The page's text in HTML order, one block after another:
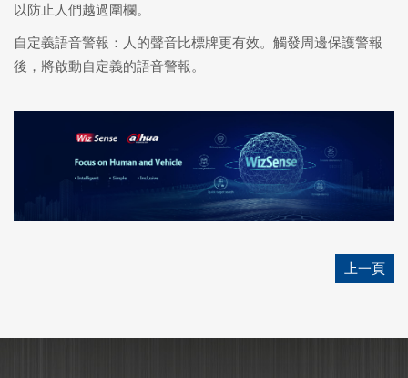
以防止人們越過圍欄。
自定義語音警報：人的聲音比標牌更有效。觸發周邊保護警報
後，將啟動自定義的語音警報。
上一頁